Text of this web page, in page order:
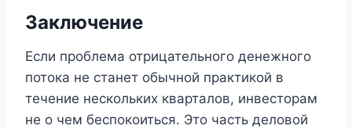
Заключение
Если проблема отрицательного денежного
потока не станет обычной практикой в ​​
течение нескольких кварталов, инвесторам
не о чем беспокоиться. Это часть деловой